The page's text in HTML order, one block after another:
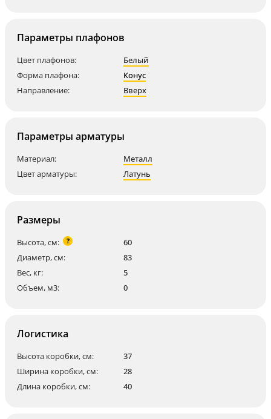
Параметры плафонов
Цвет плафонов:
Белый
Форма плафона:
Конус
Направление:
Вверх
Параметры арматуры
Материал:
Металл
Цвет арматуры:
Латунь
Размеры
Высота, см: ?
60
Диаметр, см:
83
Вес, кг:
5
Объем, м3:
0
Логистика
Высота коробки, см:
37
Ширина коробки, см:
28
Длина коробки, см:
40